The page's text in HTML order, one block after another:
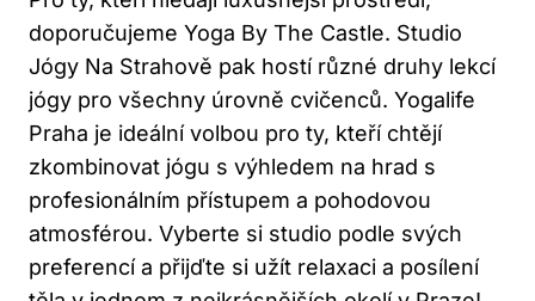
doporučujeme Yoga By The Castle. Studio
Jógy Na Strahově pak hostí různé druhy lekcí
jógy pro všechny úrovně cvičenců. Yogalife
Praha je ideální volbou pro ty, kteří chtějí
zkombinovat jógu s výhledem na hrad s
profesionálním přístupem a pohodovou
atmosférou. Vyberte si studio podle svých
preferencí a přijďte si užít relaxaci a posílení